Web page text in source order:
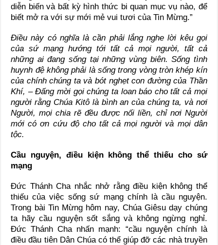
diễn biến và bất kỳ hình thức bi quan mục vụ nào, để
biết mở ra với sự mới mẻ vui tươi của Tin Mừng.”
Điều này có nghĩa là cần phải lắng nghe lời kêu gọi
của sứ mạng hướng tới tất cả mọi người, tất cả
những ai đang sống tại những vùng biên. Sống tình
huynh đệ không phải là sống trong vòng tròn khép kín
của chính chúng ta và bót nghẹt con đường của Thần
Khí, – Đấng mời gọi chúng ta loan báo cho tất cả mọi
người rằng Chúa Kitô là bình an của chúng ta, và nơi
Người, mọi chia rẽ đều được nối liền, chỉ nơi Người
mới có ơn cứu độ cho tất cả mọi người và mọi dân
tộc.
Cầu nguyện, điều kiện không thể thiếu cho sứ
mạng
Đức Thánh Cha nhắc nhở rằng điều kiện không thể
thiếu của việc sống sứ mạng chính là cầu nguyện.
Trong bài Tin Mừng hôm nay, Chúa Giêsu dạy chúng
ta hãy cầu nguyện sốt sắng và không ngừng nghỉ.
Đức Thánh Cha nhấn mạnh: “cầu nguyện chính là
điều đầu tiên Dân Chúa có thể giúp đỡ các nhà truyền